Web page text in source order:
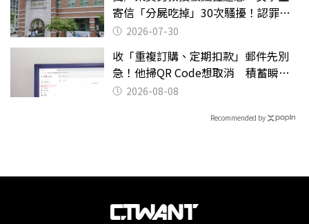
寄信「分屍吃掉」30次騷擾！認罪免
關 2026-07-30
收「重複訂購、定期扣款」郵件先別
急！他掃QR Code想取消 積蓄瞬間
蒸發2026-08-08
Recommended by